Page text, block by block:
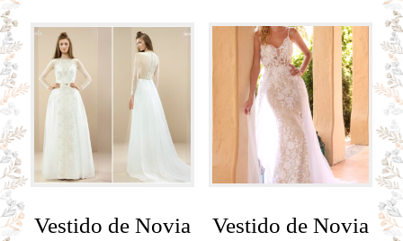
Vestido de Novia
Vestido de Novia